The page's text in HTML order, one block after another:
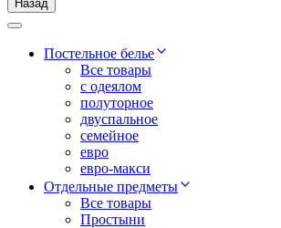
Назад
Постельное белье
Все товары
с одеялом
полуторное
двуспальное
семейное
евро
евро-макси
Отдельные предметы
Все товары
Простыни